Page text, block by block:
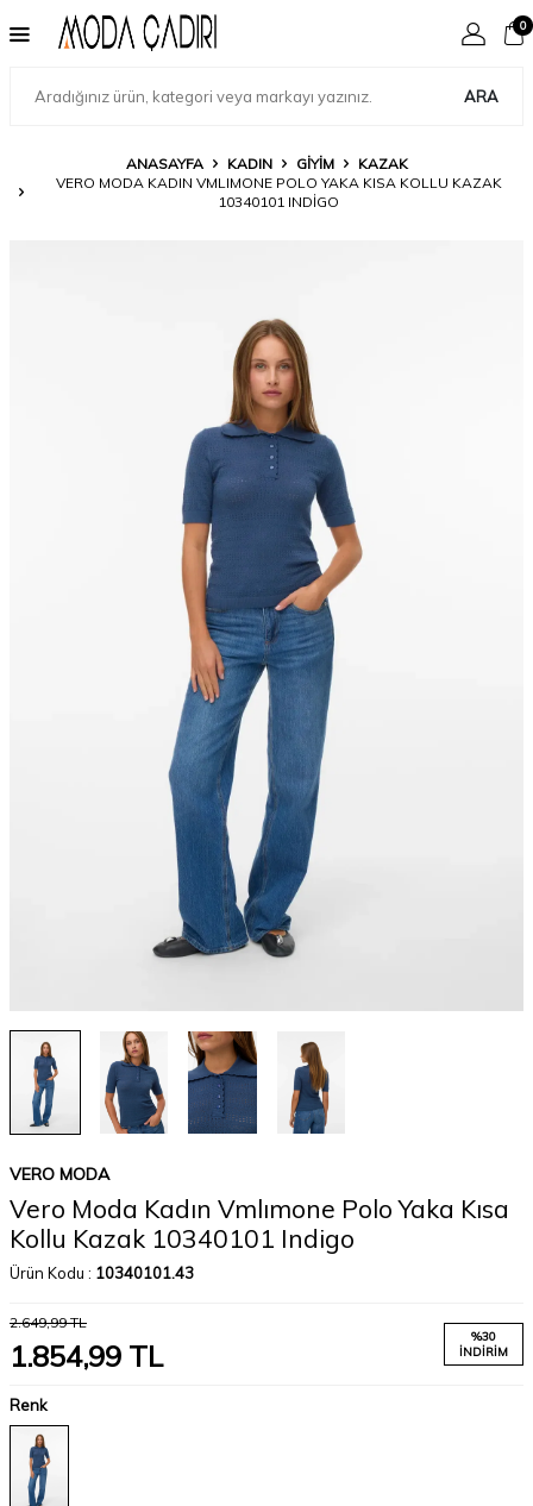
ARA
0
ANASAYFA KADIN GIYIM
KAZAK
VERO MODA KADIN VMLIMONE POLO YAKA KISA KOLLU KAZAK
10340101 INDIGO
VERO MODA
Vero Moda Kadın Vmlımone Polo Yaka Kısa
Kollu Kazak 10340101 Indigo
Ürün Kodu : 10340101.43
2.649,99TL
1.854,99 TL
%30
İNDIRIM
Renk